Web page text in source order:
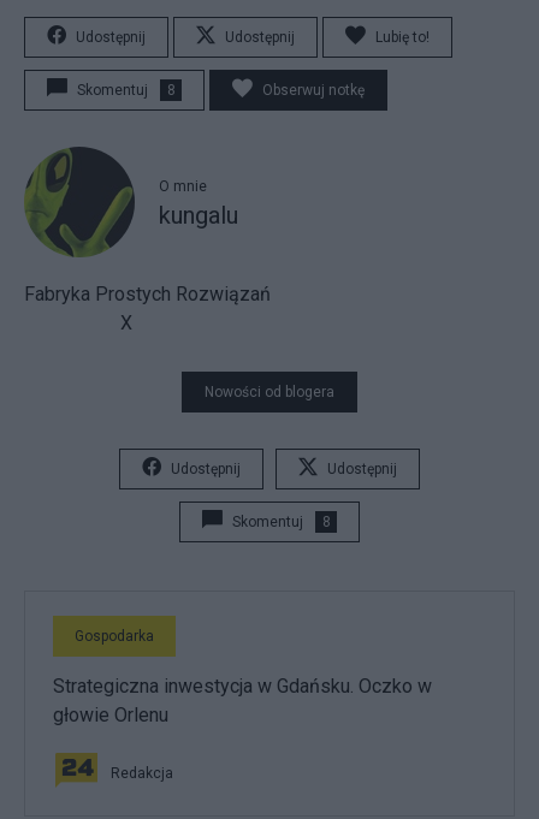
Udostępnij Udostępnij Lubię to!
Skomentuj 8 Obserwuj notkę
O mnie
kungalu
Fabryka Prostych Rozwiązań
X
Nowości od blogera
Udostępnij Udostępnij
Skomentuj 8
Gospodarka
Strategiczna inwestycja w Gdańsku. Oczko w
głowie Orlenu
Redakcja